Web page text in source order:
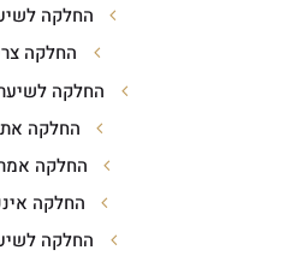
החלקה
החלקה
החלקה
החלקה
החלקה
החלקה
החלקה